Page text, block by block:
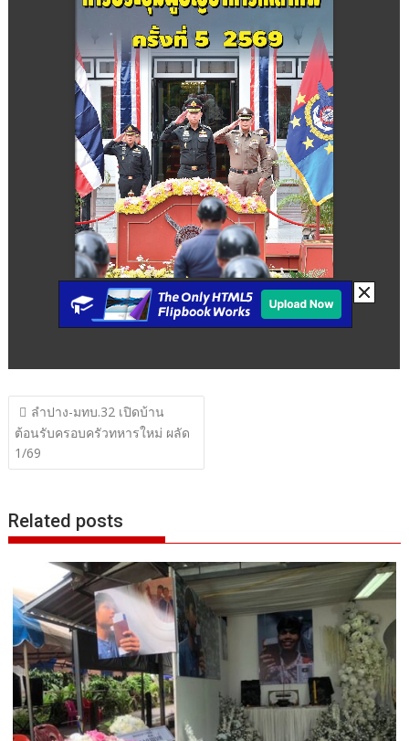
แนะแนว
เรื่อง
ลำปาง-มทบ.32 เปิดบ้าน
ต้อนรับครอบครัวทหารใหม่ ผลัด
1/69
Related posts